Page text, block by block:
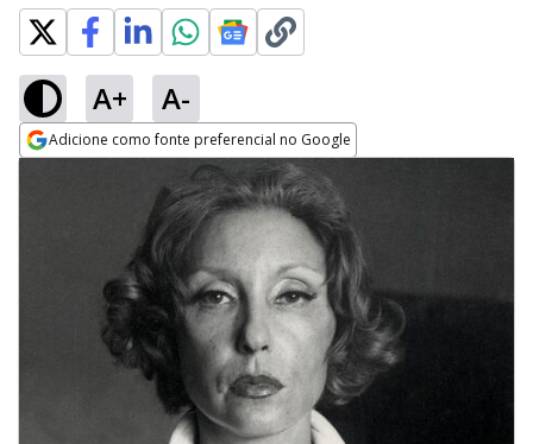
A+ A-
Adicione como fonte preferencial no Google
Opens in new window